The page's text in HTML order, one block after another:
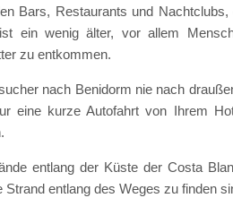
Bars, Restaurants und Nachtclubs,
ein wenig älter, vor allem
zu entkommen.
nach Benidorm nie nach
eine kurze Autofahrt von Ihrem
entlang der Küste der Costa
entlang des Weges zu finden